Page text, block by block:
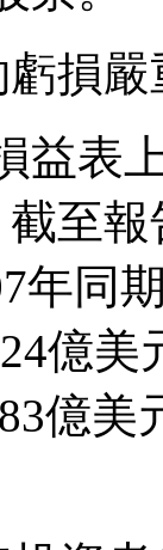
損嚴
益表
至
年同
億
億美